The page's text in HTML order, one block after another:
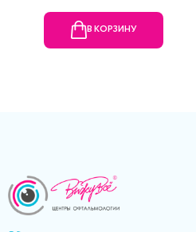
В КОРЗИНУ